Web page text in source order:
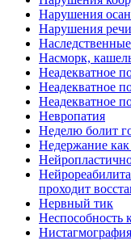
Нарушения
Нарушения
Насморк,
Неадекватное
Неадекватное
Неадекватное
Невропатия
Неделю болит
Недержание как
проходит
Нервный тик
Неспособность
Нистагмография